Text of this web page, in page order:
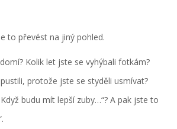
to převést na jiný pohled.
Kolik let jste se vyhýbali fotkám?
protože jste se styděli usmívat?
budu mít lepší zuby…“? A pak jste to